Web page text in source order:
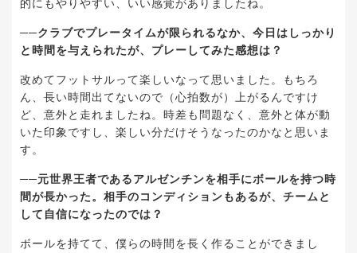
的にもやりやすい、いい感覚がありましたね。
──クラブでプレータイムが限られるなか、今日はしっかり
と時間を与えられたが、プレーしてみた感想は？
改めてフットサルって楽しいなって思いました。もちろ
ん、長い時間出てないので（心拍数が）上がるんですけ
ど、意外と走れましたね。時差も問題なく、意外と体が動
いた印象ですし、楽しい分だけそうなったのかなと思いま
す。
──元世界王者であるアルゼンチンを相手にボールを持つ時
間が長かった。相手のコンディションもあるが、チームと
して自信になったのでは？
ボールを持てて、僕らの時間を長く作ることができまし